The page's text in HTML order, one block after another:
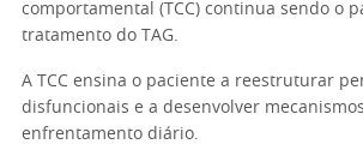
comportamental (TCC) continua sendo o
tratamento do TAG.
A TCC ensina o paciente a reestruturar
disfuncionais e a desenvolver
enfrentamento diário.